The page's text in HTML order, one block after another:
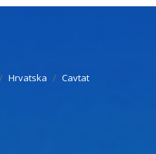
Hrvatska Cavtat